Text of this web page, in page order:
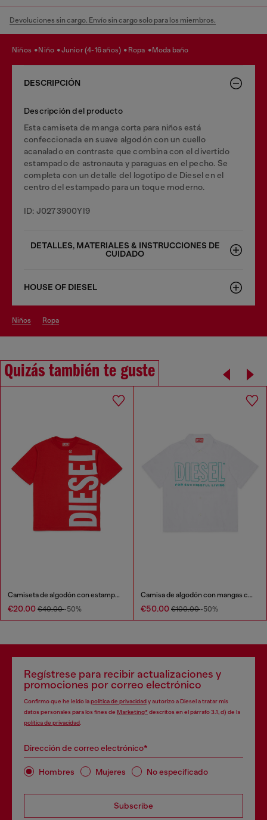
Devoluciones sin cargo. Envío sin cargo solo para los miembros.
niños niño junior (4-16 años) ropa moda baño
DESCRIPCIÓN
Descripción del producto
Esta camiseta de manga corta para niños está
confeccionada en suave algodón con un cuello
acanalado en contraste que combina con el divertido
estampado de astronauta y paraguas en el pecho. Se
completa con un detalle del logotipo de Diesel en el
centro del estampado para un toque moderno.
ID: J0273900YI9
DETALLES, MATERIALES & INSTRUCCIONES DE
CUIDADO
HOUSE OF DIESEL
niños ropa
Quizás también te guste
Camiseta de algodón con estampado de logo maxi
€20.00 €40.00-50%
Camisa de algodón con mangas cortas
€50.00 €100.00-50%
Regístrese para recibir actualizaciones y
promociones por correo electrónico
Confirmo que he leído lapolítica de privacidady autorizo a Diesel a tratar mis
datos personales para los fines de Marketing*descritos en el párrafo 3.1, d) de la
política de privacidad
Dirección de correo electrónico*
Hombres Mujeres No especificado
Subscribe